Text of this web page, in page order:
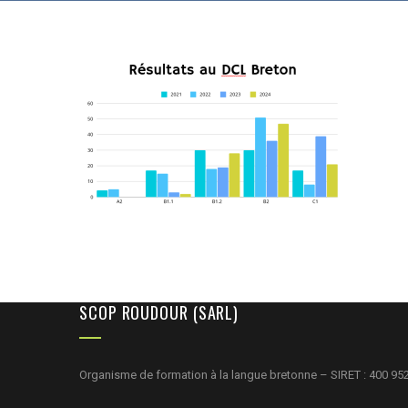
SCOP ROUDOUR (SARL)
Organisme de formation à la langue bretonne – SIRET : 400